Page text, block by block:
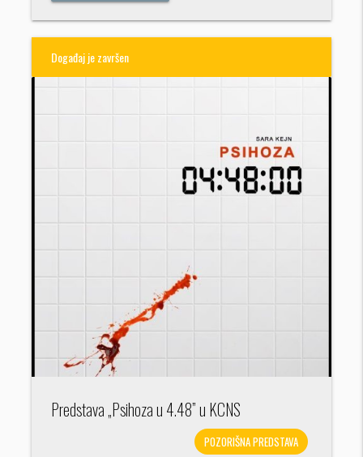
Događaj je završen
Predstava „Psihoza u 4.48” u KCNS
POZORIŠNA PREDSTAVA